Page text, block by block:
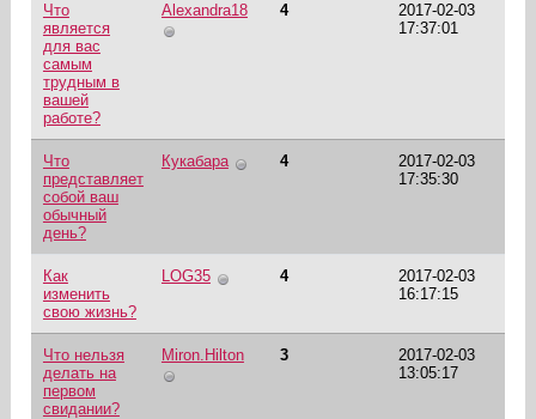
Что
является
для вас
самым
трудным в
вашей
работе?
Alexandra18 4
2017-02-03
17:37:01
Что
представляет
собой ваш
обычный
день?
Кукабара 4
2017-02-03
17:35:30
Как
изменить
свою жизнь?
LOG35 4
2017-02-03
16:17:15
Что нельзя
делать на
первом
свидании?
Miron.Hilton 3
2017-02-03
13:05:17